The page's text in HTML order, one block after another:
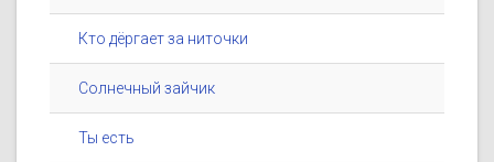
Кто дёргает за ниточки
Солнечный зайчик
Ты есть